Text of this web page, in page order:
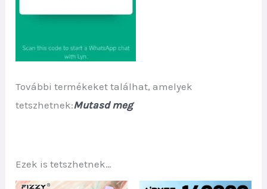
További termékeket találhat, amelyek
tetszhetnek:Mutasd meg
Ezek is tetszhetnek…